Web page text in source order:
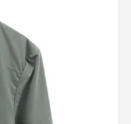
アクティブソフト